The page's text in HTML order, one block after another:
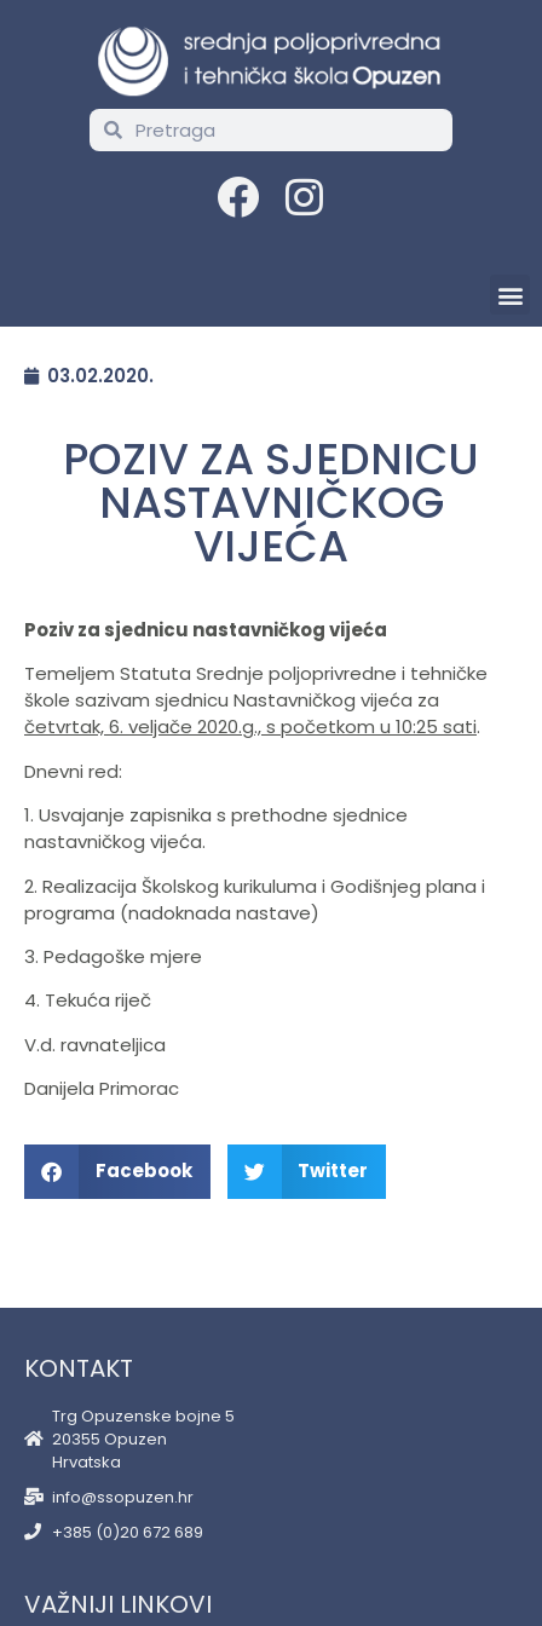
03.02.2020.
POZIV ZA SJEDNICU
NASTAVNIČKOG
VIJEĆA
Poziv za sjednicu nastavničkog vijeća
Temeljem Statuta Srednje poljoprivredne i tehničke
škole sazivam sjednicu Nastavničkog vijeća za
četvrtak, 6. veljače 2020.g., s početkom u 10:25 sati.
Dnevni red:
1. Usvajanje zapisnika s prethodne sjednice
nastavničkog vijeća.
2. Realizacija Školskog kurikuluma i Godišnjeg plana i
programa (nadoknada nastave)
3. Pedagoške mjere
4. Tekuća riječ
V.d. ravnateljica
Danijela Primorac
Facebook Twitter
KONTAKT
Trg Opuzenske bojne 5
20355 Opuzen
Hrvatska
info@ssopuzen.hr
+385 (0)20 672 689
VAŽNIJI LINKOVI